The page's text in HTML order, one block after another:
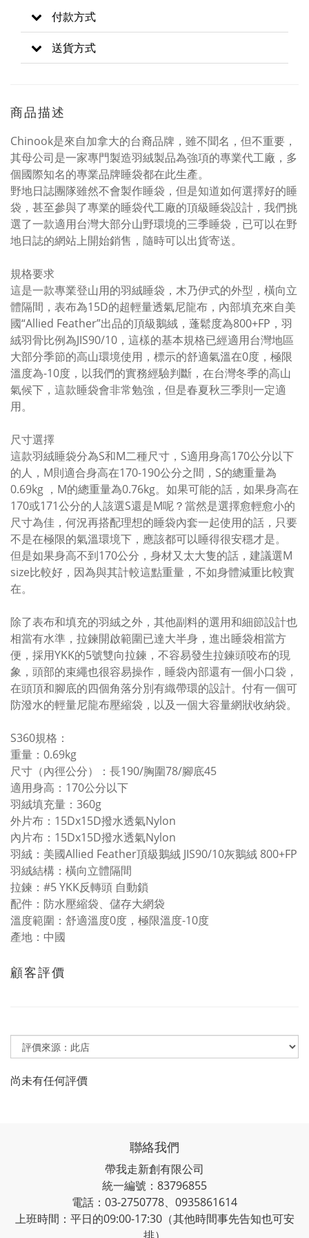
付款方式
送貨方式
商品描述
Chinook是來自加拿大的台裔品牌，雖不聞名，但不重要，
其母公司是一家專門製造羽絨製品為強項的專業代工廠，多
個國際知名的專業品牌睡袋都在此生產。
野地日誌團隊雖然不會製作睡袋，但是知道如何選擇好的睡
袋，甚至參與了專業的睡袋代工廠的頂級睡袋設計，我們挑
選了一款適用台灣大部分山野環境的三季睡袋，已可以在野
地日誌的網站上開始銷售，隨時可以出貨寄送。
規格要求
這是一款專業登山用的羽絨睡袋，木乃伊式的外型，橫向立
體隔間，表布為15D的超輕量透氣尼龍布，內部填充來自美
國“Allied Feather”出品的頂級鵝絨，蓬鬆度為800+FP，羽
絨羽骨比例為JIS90/10，這樣的基本規格已經適用台灣地區
大部分季節的高山環境使用，標示的舒適氣溫在0度，極限
溫度為-10度，以我們的實務經驗判斷，在台灣冬季的高山
氣候下，這款睡袋會非常勉強，但是春夏秋三季則一定適
用。
尺寸選擇
這款羽絨睡袋分為S和M二種尺寸，S適用身高170公分以下
的人，M則適合身高在170-190公分之間，S的總重量為
0.69kg ，M的總重量為0.76kg。如果可能的話，如果身高在
170或171公分的人該選S還是M呢？當然是選擇愈輕愈小的
尺寸為佳，何況再搭配理想的睡袋內套一起使用的話，只要
不是在極限的氣溫環境下，應該都可以睡得很安穩才是。
但是如果身高不到170公分，身材又太大隻的話，建議選M
size比較好，因為與其計較這點重量，不如身體減重比較實
在。
除了表布和填充的羽絨之外，其他副料的選用和細節設計也
相當有水準，拉鍊開啟範圍已達大半身，進出睡袋相當方
便，採用YKK的5號雙向拉鍊，不容易發生拉鍊頭咬布的現
象，頭部的束繩也很容易操作，睡袋內部還有一個小口袋，
在頭頂和腳底的四個角落分別有織帶環的設計。付有一個可
防潑水的輕量尼龍布壓縮袋，以及一個大容量網狀收納袋。
S360規格：
重量：0.69kg
尺寸（內徑公分）：長190/胸圍78/腳底45
適用身高：170公分以下
羽絨填充量：360g
外片布：15Dx15D撥水透氣Nylon
內片布：15Dx15D撥水透氣Nylon
羽絨：美國Allied Feather頂級鵝絨 JIS90/10灰鵝絨 800+FP
羽絨結構：橫向立體隔間
拉鍊：#5 YKK反轉頭 自動鎖
配件：防水壓縮袋、儲存大網袋
溫度範圍：舒適溫度0度，極限溫度-10度
產地：中國
顧客評價
尚未有任何評價
聯絡我們
帶我走新創有限公司
統一編號：83796855
電話：03-2750778、0935861614
上班時間：平日的09:00-17:30（其他時間事先告知也可安